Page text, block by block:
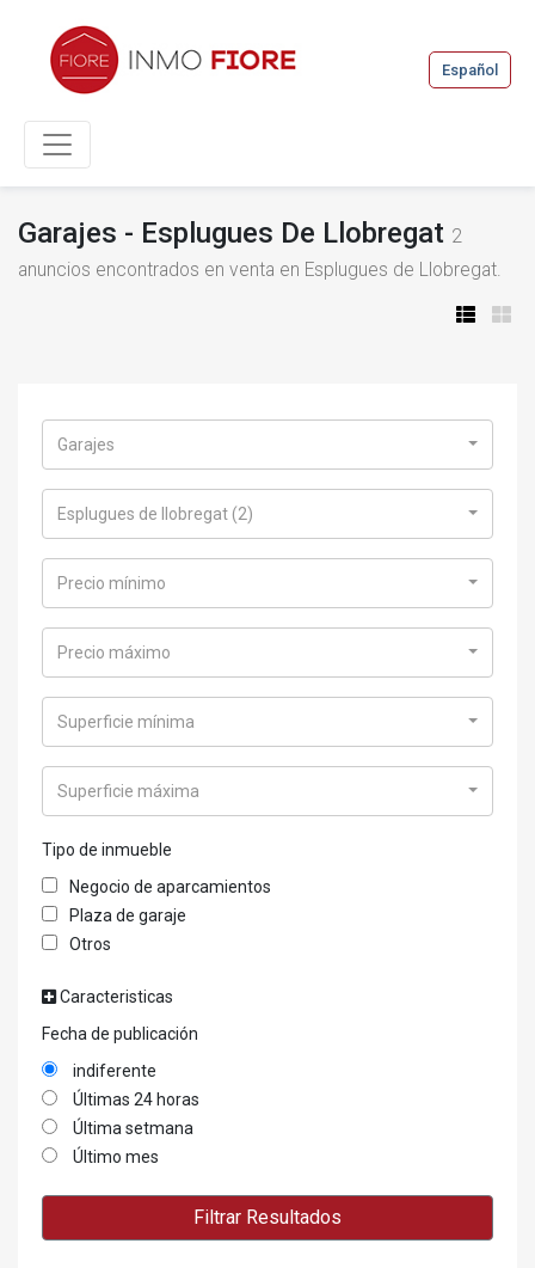
Español
Garajes - Esplugues De Llobregat 2
anuncios encontrados en venta en Esplugues de Llobregat.
Garajes
Esplugues de llobregat (2)
Precio mínimo
Precio máximo
Superficie mínima
Superficie máxima
Tipo de inmueble
Negocio de aparcamientos
Plaza de garaje
Otros
Caracteristicas
Fecha de publicación
indiferente
Últimas 24 horas
Última setmana
Último mes
Filtrar Resultados